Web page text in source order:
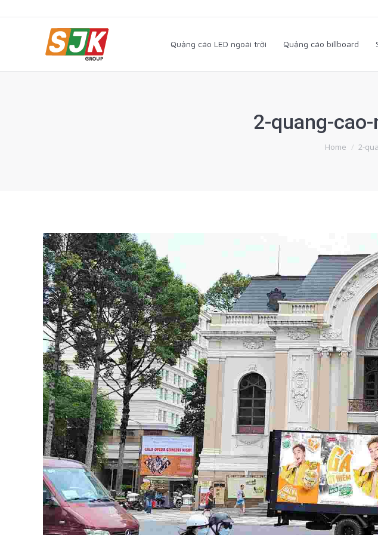
Quảng cáo LED ngoài trời Quảng cáo billboard
2-quang-
You are here:
Home 2-
Quảng cáo LED ngoài trời Quảng cáo billboard